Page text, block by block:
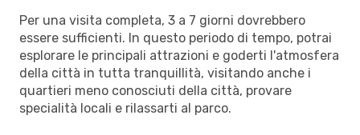
Per una visita completa, 3 a 7 giorni dovrebbero
essere sufficienti. In questo periodo di tempo, potrai
esplorare le principali attrazioni e goderti l'atmosfera
della città in tutta tranquillità, visitando anche i
quartieri meno conosciuti della città, provare
specialità locali e rilassarti al parco.